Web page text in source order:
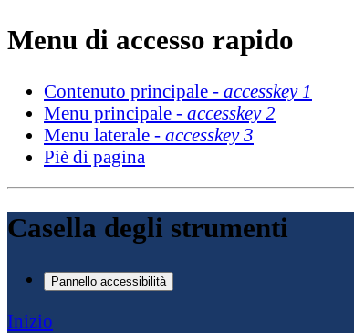
Menu di accesso rapido
Contenuto principale - accesskey 1
Menu principale - accesskey 2
Menu laterale - accesskey 3
Piè di pagina
Casella degli strumenti
Pannello accessibilità
Inizio